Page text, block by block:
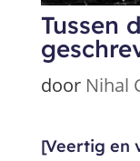
Tussen
door Nihal
[Veertig en